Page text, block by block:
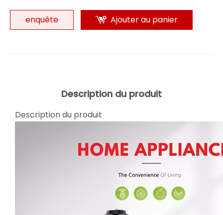
enquête Ajouter au panier
Description du produit
Description du produit